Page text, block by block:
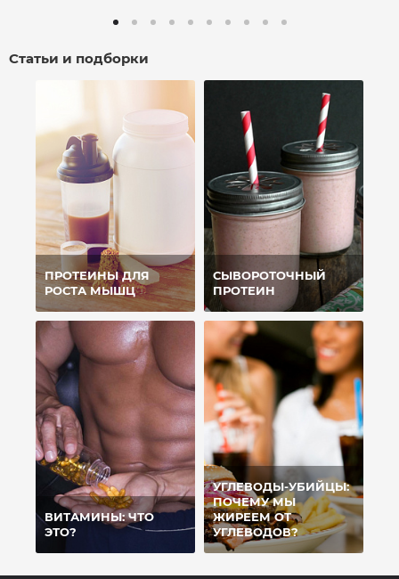
Статьи и подборки
ПРОТЕИНЫ ДЛЯ
РОСТА МЫШЦ
СЫВОРОТОЧНЫЙ
ПРОТЕИН
ВИТАМИНЫ: ЧТО
ЭТО?
УГЛЕВОДЫ-УБИЙЦЫ:
ПОЧЕМУ МЫ
ЖИРЕЕМ ОТ
УГЛЕВОДОВ?